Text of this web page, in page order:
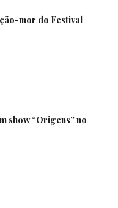
mor do Festival
show “Origens” no